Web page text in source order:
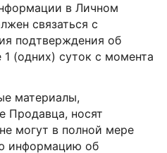
в Личном
связаться с
подтверждения об
1 (одних) суток с момента
материалы,
Продавца, носят
могут в полной мере
информацию об